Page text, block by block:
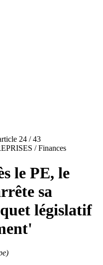
24 / 43
/ Finances
le PE, le
sa
législatif